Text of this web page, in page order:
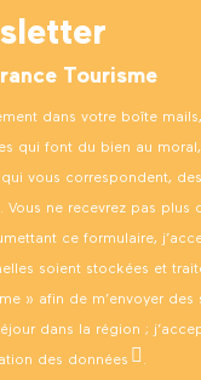
Tourisme
dans votre boîte
qui font du bien au
vous correspondent,
Vous ne recevrez pas plus
ce formulaire,
soient stockées et
» afin de m’envoyer des
dans la région ;
des données .